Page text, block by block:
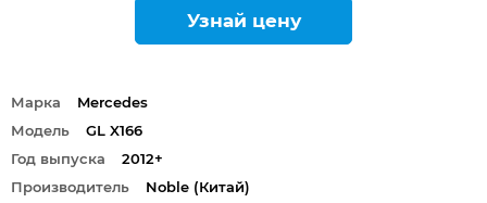
Марка
Mercedes
Модель
GL X166
Год выпуска
2012+
Производитель
Noble (Китай)
Узнай цену